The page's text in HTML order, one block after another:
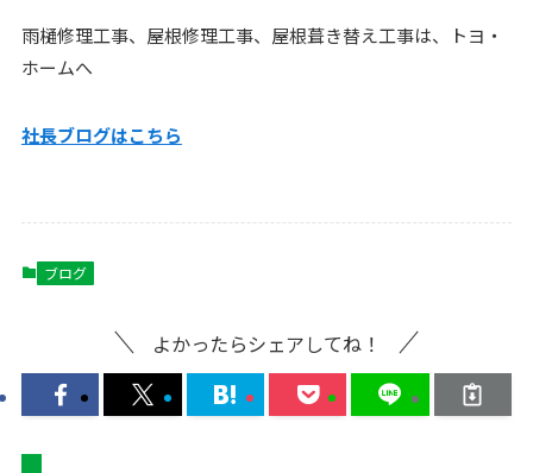
雨樋修理工事、屋根修理工事、屋根葺き替え工事は、トヨ・
ホームへ
社長ブログはこちら
ブログ
よかったらシェアしてね！